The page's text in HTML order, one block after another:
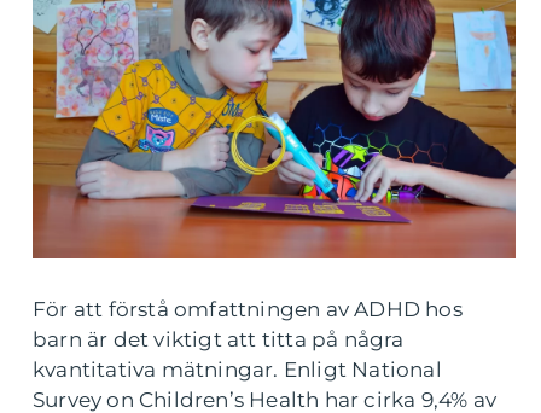
För att förstå omfattningen av ADHD hos
barn är det viktigt att titta på några
kvantitativa mätningar. Enligt National
Survey on Children’s Health har cirka 9,4% av